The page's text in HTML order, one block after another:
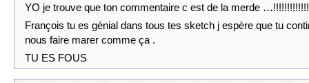
YO je trouve que ton commentaire c est de la merde
François tu es génial dans tous tes sketch j espère que tu
nous faire marer comme ça .
TU ES FOUS